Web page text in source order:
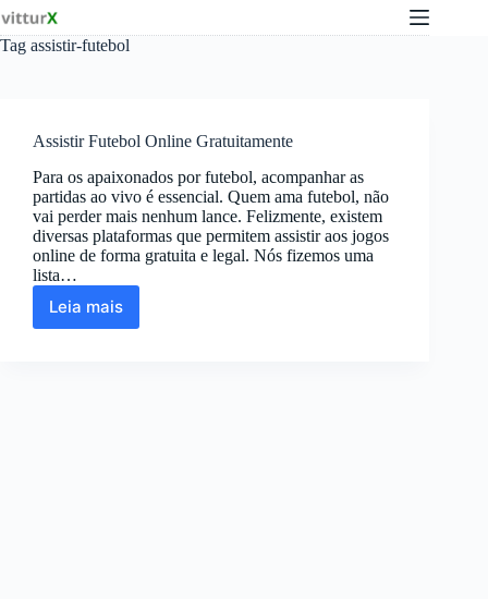
Pular
para
o
Tag assistir-futebol
Assistir Futebol Online Gratuitamente
Para os apaixonados por futebol, acompanhar as
partidas ao vivo é essencial. Quem ama futebol, não
vai perder mais nenhum lance. Felizmente, existem
diversas plataformas que permitem assistir aos jogos
online de forma gratuita e legal. Nós fizemos uma
lista…
Leia mais
Assistir